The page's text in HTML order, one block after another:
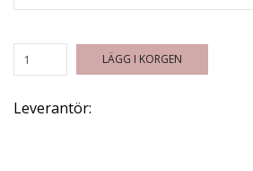
LÄGG I KORGEN
Leverantör: